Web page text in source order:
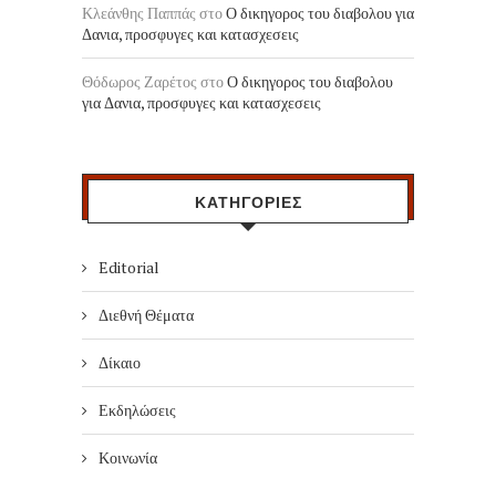
Κλεάνθης Παππάς στοΟ δικηγορος του διαβολου για
Δανια, προσφυγες και κατασχεσεις
Θόδωρος Ζαρέτος στοΟ δικηγορος του διαβολου
για Δανια, προσφυγες και κατασχεσεις
ΚΑΤΗΓΟΡΙΕΣ
Editorial
Διεθνή Θέματα
Δίκαιο
Εκδηλώσεις
Κοινωνία